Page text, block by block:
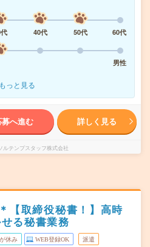
40代 50代
60代
男性
もっと見る
募へ進む 詳しく見る
ルテンプスタッフ株式会社
【取締役秘書！】高時
る秘書業務
休み WEB登録OK 派遣